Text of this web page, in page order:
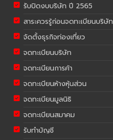
รับปิดงบบริษัท ปี 2565
สาระควรรู้ก่อนจดทะเบียนบริษัท
จัดตั้งธุรกิจท่องเที่ยว
จดทะเบียนบริษัท
จดทะเบียนการค้า
จดทะเบียนห้างหุ้นส่วน
จดทะเบียนมูลนิธิ
จดทะเบียนสมาคม
รับทำบัญชี